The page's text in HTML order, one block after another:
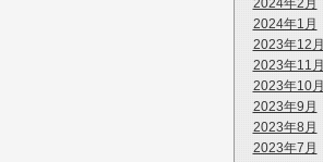
2024年2月
2024年1月
2023年12月
2023年11月
2023年10月
2023年9月
2023年8月
2023年7月